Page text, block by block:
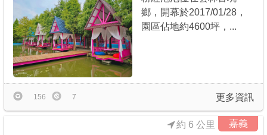
鄉，開幕於2017/01/28，
園區佔地約4600坪，...
更多資訊
156 7
嘉義
約 6 公里